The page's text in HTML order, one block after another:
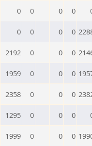
0 0 0 0
0 0 0 0
2192 0 0 0
1959 0 0 0
2358 0 0 0
1295 0 0 0
1999 0 0 0